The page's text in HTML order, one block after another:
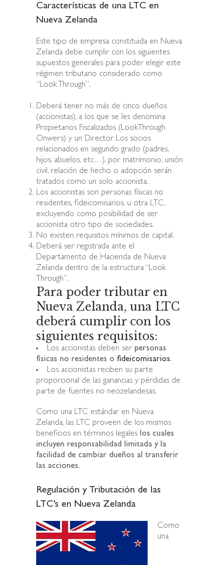
Características de una LTC en
Nueva Zelanda
Este tipo de empresa constituida en Nueva
Zelanda debe cumplir con los siguientes
supuestos generales para poder elegir este
régimen tributario considerado como
“Look Through”.
Deberá tener no más de cinco dueños
(accionistas), a los que se les denomina
Propietarios Fiscalizados (LookThrough
Onwers) y un Director. Los socios
relacionados en segundo grado (padres,
hijos, abuelos, etc…), por matrimonio, unión
civil, relación de hecho o adopción serán
tratados como un solo accionista.
Los accionistas son personas físicas no
residentes, fideicomisarios, u otra LTC,
excluyendo como posibilidad de ser
accionista otro tipo de sociedades.
No existen requisitos mínimos de capital.
Deberá ser registrada ante el
Departamento de Hacienda de Nueva
Zelanda dentro de la estructura “Look
Through”.
Para poder tributar en
Nueva Zelanda, una LTC
deberá cumplir con los
siguientes requisitos:
Los accionistas deben ser personas
físicas no residentes o fideicomisarios.
Los accionistas reciben su parte
proporcional de las ganancias y pérdidas de
parte de fuentes no neozelandesas.
Como una LTC estándar en Nueva
Zelanda, las LTC proveen de los mismos
beneficios en términos legales los cuales
incluyen responsabilidad limitada y la
facilidad de cambiar dueños al transferir
las acciones.
Regulación y Tributación de las
LTC’s en Nueva Zelanda
Como
una